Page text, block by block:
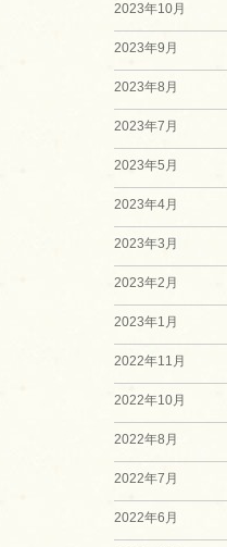
2023年10月
2023年9月
2023年8月
2023年7月
2023年5月
2023年4月
2023年3月
2023年2月
2023年1月
2022年11月
2022年10月
2022年8月
2022年7月
2022年6月